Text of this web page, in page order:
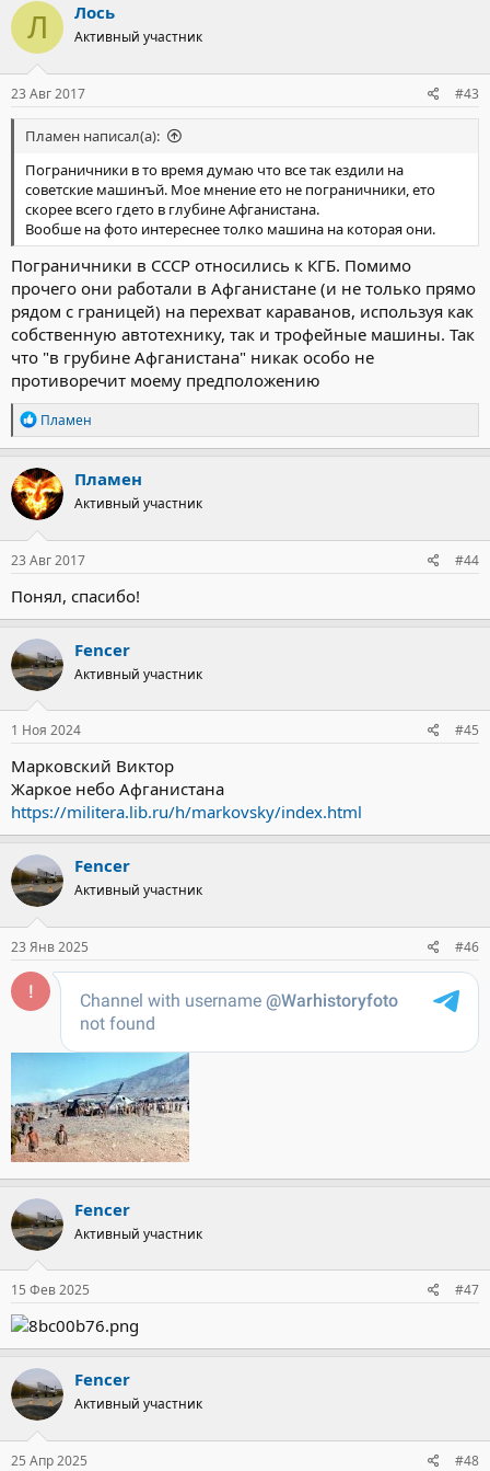
Л Лось
Активный участник
23 Авг 2017 #43
Пламен написал(а):
Пограничники в то время думаю что все так ездили на
советские машинъй. Мое мнение ето не пограничники, ето
скорее всего гдето в глубине Афганистана.
Вообше на фото интереснее толко машина на которая они.
Пограничники в СССР относились к КГБ. Помимо
прочего они работали в Афганистане (и не только прямо
рядом с границей) на перехват караванов, используя как
собственную автотехнику, так и трофейные машины. Так
что "в грубине Афганистана" никак особо не
противоречит моему предположению
Р
е
а
к
ц
и
и
:
Пламен
Пламен
Активный участник
23 Авг 2017 #44
Понял, спасибо!
Fencer
Активный участник
1 Ноя 2024 #45
Марковский Виктор
Жаркое небо Афганистана
https://militera.lib.ru/h/markovsky/index.html
Fencer
Активный участник
23 Янв 2025 #46
Fencer
Активный участник
15 Фев 2025 #47
Fencer
Активный участник
25 Апр 2025 #48